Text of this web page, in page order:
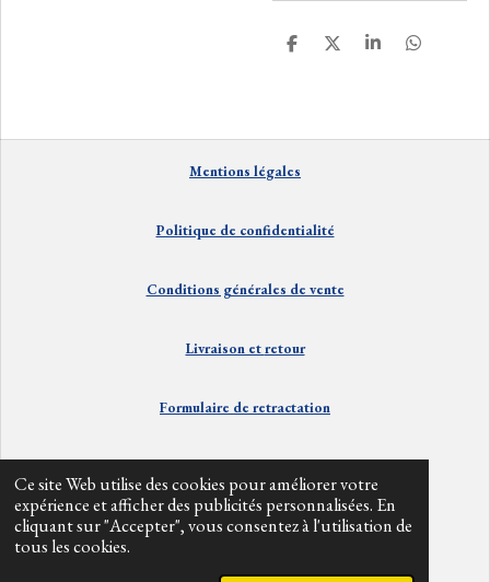
Ce site Web utilise des cookies pour améliorer votre
expérience et afficher des publicités personnalisées. En
cliquant sur "Accepter", vous consentez à l'utilisation de
tous les cookies.
P
g
r
P
g
P
g
P
g
Mentions légales
Politique de confidentialité
Conditions générales de vente
Livraison etretour
Formulaire de retractation
Info divers